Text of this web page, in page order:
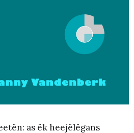
as ëk heejëlëgans